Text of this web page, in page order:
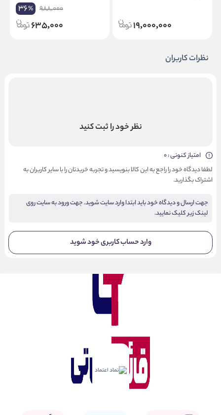
19,000,000
988,000
36%
635,000
نظرات کاربران
نظر خود را ثبت کنید
امتیاز کنونی : 0
لطفا دیدگاه خود را راجع به این کالا بنویسید و تجربه خریدتان را با سایر کاربران به
اشتراک بگذارید.
جهت ارسال و دیدگاه خود باید ابتدا وارد سایت شوید. جهت ورود به سایت روی
لینک زیر کلیک نمایید.
وارد حساب کاربری خود شوید